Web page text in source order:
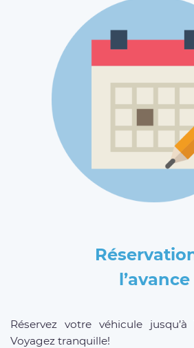
l’avance
Réservez votre véhicule
Voyagez tranquille!